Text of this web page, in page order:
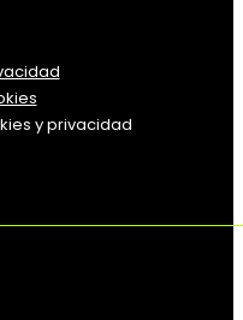
y privacidad